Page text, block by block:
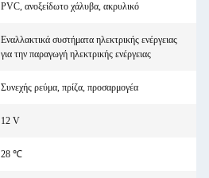
PVC, ανοξείδωτο χάλυβα, ακρυλικό
Εναλλακτικά συστήματα ηλεκτρικής ενέργειας
για την παραγωγή ηλεκτρικής ενέργειας
Συνεχής ρεύμα, πρίζα, προσαρμογέα
12 V
28 ℃